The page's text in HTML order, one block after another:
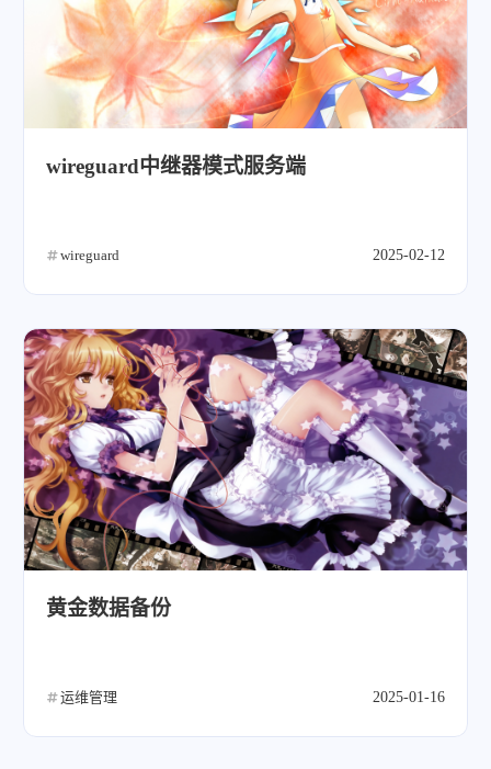
微信 支付宝
wireguard中继器模式服务端
wireguard 2025-02-12
黄金数据备份
运维管理 2025-01-16